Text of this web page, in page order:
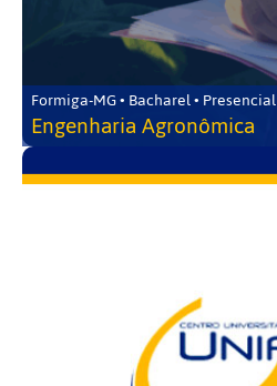
Formiga-MG • Bacharel • Presencial
Engenharia Agronômica